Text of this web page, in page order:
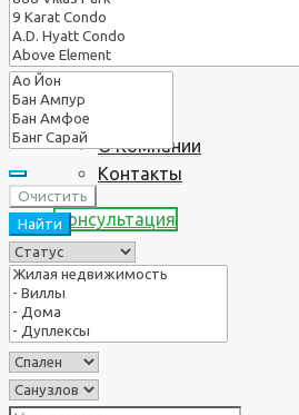
О нас
О Компании
Контакты
Консультация
Очистить
Найти